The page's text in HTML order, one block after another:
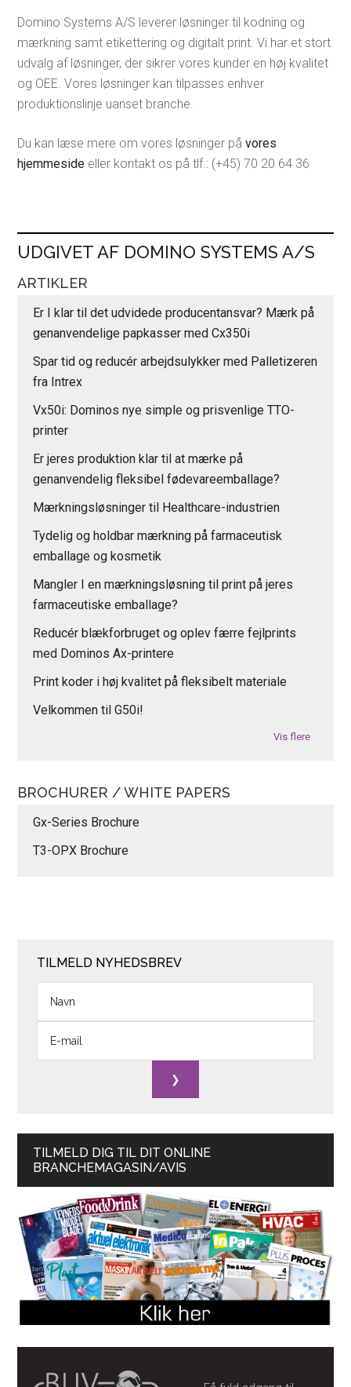
Domino Systems A/S leverer løsninger til kodning og
mærkning samt etikettering og digitalt print. Vi har et stort
udvalg af løsninger, der sikrer vores kunder en høj kvalitet
og OEE. Vores løsninger kan tilpasses enhver
produktionslinje uanset branche.
Du kan læse mere om vores løsninger påvores
hjemmeside eller kontakt os på tlf.: (+45) 70 20 64 36
UDGIVET AF DOMINO SYSTEMS A/S
ARTIKLER
Er I klar til det udvidede producentansvar? Mærk på
genanvendelige papkasser med Cx350i
Spar tid og reducér arbejdsulykker med Palletizeren
fra Intrex
Vx50i: Dominos nye simple og prisvenlige TTO-
printer
Er jeres produktion klar til at mærke på
genanvendelig fleksibel fødevareemballage?
Mærkningsløsninger til Healthcare-industrien
Tydelig og holdbar mærkning på farmaceutisk
emballage og kosmetik
Mangler I en mærkningsløsning til print på jeres
farmaceutiske emballage?
Reducér blækforbruget og oplev færre fejlprints
med Dominos Ax-printere
Print koder i høj kvalitet på fleksibelt materiale
Velkommen til G50i!
Vis flere
BROCHURER / WHITE PAPERS
Gx-Series Brochure
T3-OPX Brochure
TILMELD NYHEDSBREV
TILMELD DIG TIL DIT ONLINE
BRANCHEMAGASIN/AVIS